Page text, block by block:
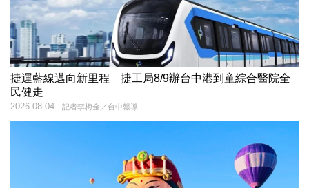
捷運藍線邁向新里程 捷工局8/9辦台中港到童綜合醫院全
民健走
記者李梅金／台中報導
2026-08-04